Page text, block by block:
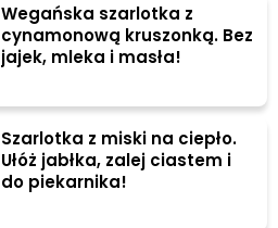
Wegańska szarlotka z
cynamonową kruszonką. Bez
jajek, mleka i masła!
Szarlotka z miski na ciepło.
Ułóż jabłka, zalej ciastem i
do piekarnika!